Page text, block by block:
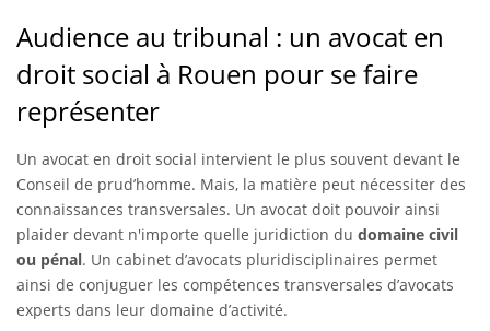
Audience au tribunal : un avocat en
droit social à Rouen pour se faire
représenter
Un avocat en droit social intervient le plus souvent devant le
Conseil de prud’homme. Mais, la matière peut nécessiter des
connaissances transversales. Un avocat doit pouvoir ainsi
plaider devant n'importe quelle juridiction du domaine civil
ou pénal. Un cabinet d’avocats pluridisciplinaires permet
ainsi de conjuguer les compétences transversales d’avocats
experts dans leur domaine d’activité.